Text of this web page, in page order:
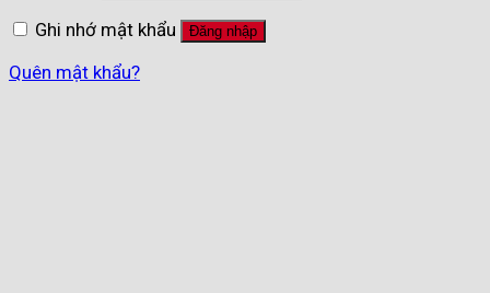
Ghi nhớ mật khẩu
Đăng nhập
Quên mật khẩu?